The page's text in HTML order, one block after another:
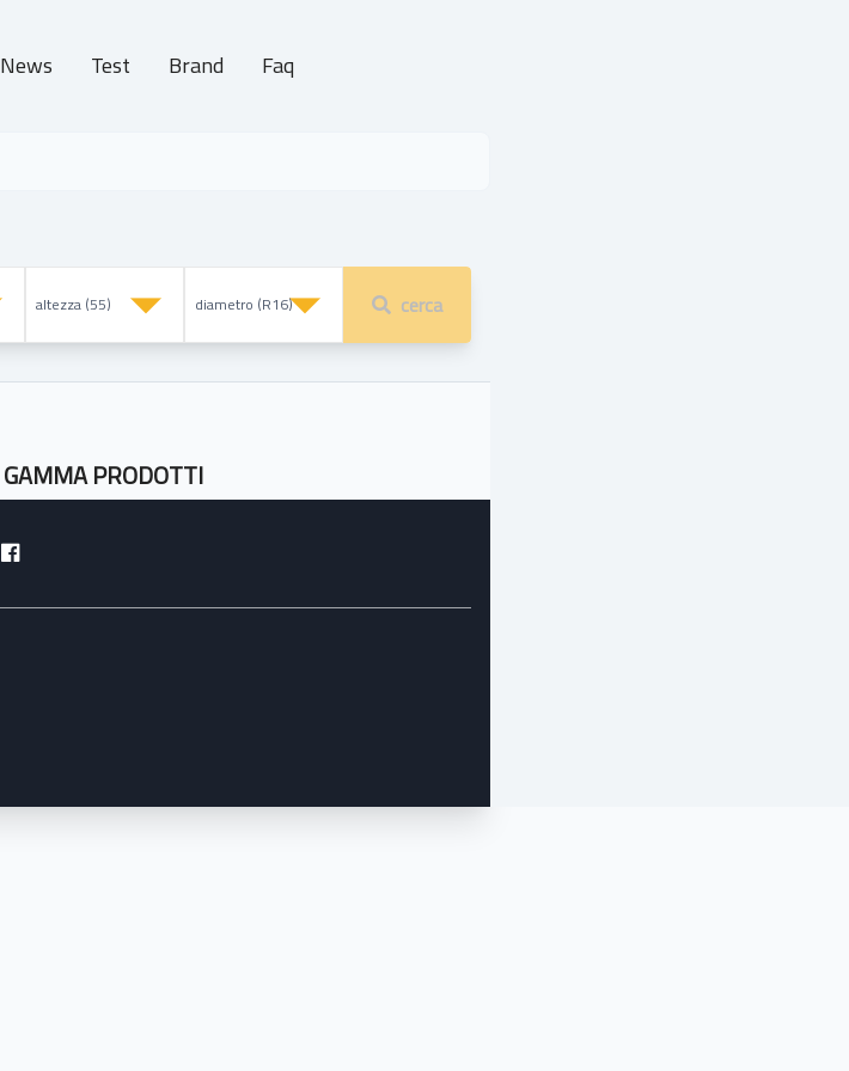
News Test Brand Faq
cerca
GAMMA PRODOTTI